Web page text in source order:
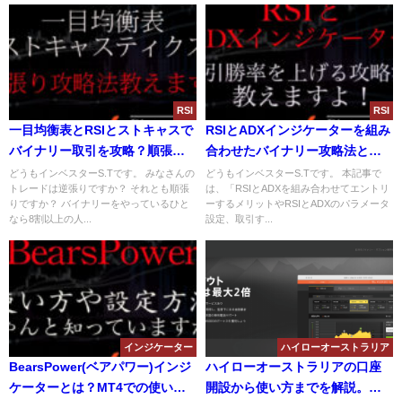
RSI
一目均衡表とRSIとストキャスで
バイナリー取引を攻略？順張り
で勝率を上げる手法を解説！
どうもインベスターS.Tです。 みなさんの
トレードは逆張りですか？ それとも順張
りですか？ バイナリーをやっているひと
なら8割以上の人...
RSI
RSIとADXインジケーターを組み
合わせたバイナリー攻略法と
は？取引勝率を上げるコツと注
意点について解説！
どうもインベスターS.Tです。 本記事で
は、「RSIとADXを組み合わせてエントリ
ーするメリットやRSIとADXのパラメータ
設定、取引す...
インジケーター
BearsPower(ベアパワー)インジ
ケーターとは？MT4での使い方
ハイローオーストラリア
ハイローオーストラリアの口座
開設から使い方までを解説。バ